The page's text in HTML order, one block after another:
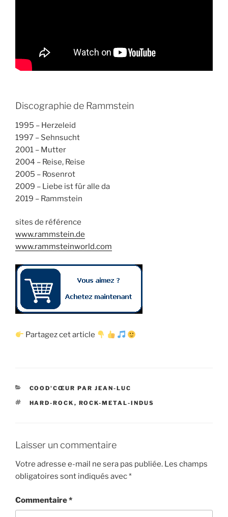
Discographie de Rammstein
1995 – Herzeleid
1997 – Sehnsucht
2001 – Mutter
2004 – Reise, Reise
2005 – Rosenrot
2009 – Liebe ist für alle da
2019 – Rammstein
sites de référence
www.rammstein.de
www.rammsteinworld.com
Partagez cet article
CATÉGORIES
COOD'CŒUR PAR JEAN-LUC
ÉTIQUETTES
HARD-ROCK , ROCK-METAL-INDUS
Laisser un commentaire
Votre adresse e-mail ne sera pas publiée. Les champs
obligatoires sont indiqués avec*
Commentaire*